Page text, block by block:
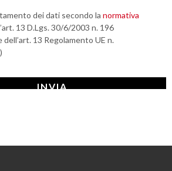
dei dati secondo la normativa
13 D.Lgs. 30/6/2003 n. 196
dell’art. 13 Regolamento UE n.